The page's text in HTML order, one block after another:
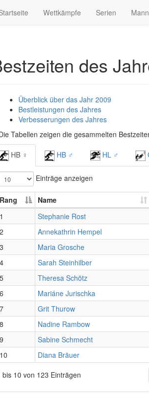
Wettkämpfe Serien
des
Überblick über das Jahr 2009
Bestleistungen des Jahres
Verbesserungen des Jahres
Tabellen zeigen die gesammelten
HB ♀ HB ♂ HL ♂
Einträge anzeigen
Rang
Name
1
Stephanie Rost
2
Annekathrin Hempel
3
Maria Grosche
4
Sarah Steinhilber
5
Theresa Schötz
6
Mariáne Jurischka
7
Grit Thurow
8
Nadine Rambow
9
Sabine Schmecht
10
Diana Bräuer
bis 10 von 123 Einträgen